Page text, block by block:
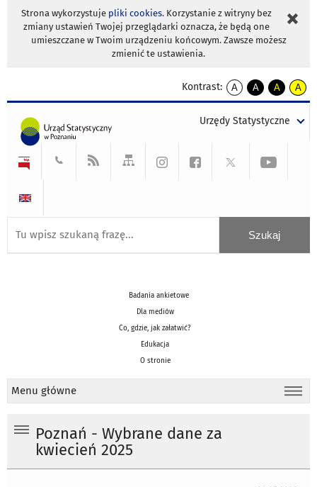
Strona wykorzystuje pliki cookies. Korzystanie z witryny bez
zmiany ustawień Twojej przeglądarki oznacza, że będą one
umieszczane w Twoim urządzeniu końcowym. Zawsze możesz
zmienić te ustawienia.
Kontrast:
A
kontrast
A
kontrast
tekst
czarnym
A
kontrast
tekst
czarnym
A
tekst
żółtym
Urzędy Statystyczne
Badania ankietowe
Dla mediów
Co, gdzie, jak załatwić?
Edukacja
O stronie
Menu główne
Poznań - Wybrane dane za
kwiecień 2025